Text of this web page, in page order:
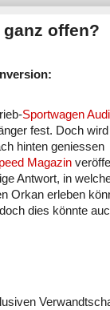
ganz offen?
Sportwagen
fest. Doch
hinten geniessen
Magazin
Antwort, in
Orkan erleben
dies könnte